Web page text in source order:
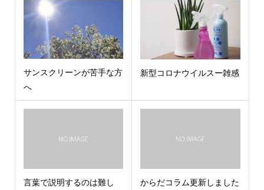
サンスクリーンが苦手な方
へ
新型コロナウイルスー雑感
言葉で説明するのは難し
からだコラム更新しました